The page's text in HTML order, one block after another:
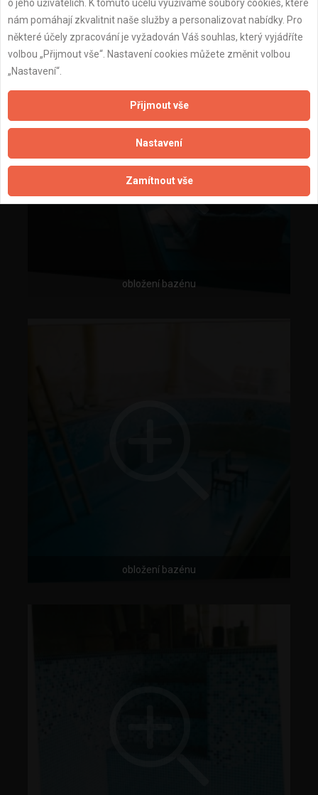
obložení bazénu
obložení bazénu
o jeho uživatelích. K tomuto účelu využíváme soubory cookies, které
nám pomáhají zkvalitnit naše služby a personalizovat nabídky. Pro
některé účely zpracování je vyžadován Váš souhlas, který vyjádříte
volbou „Přijmout vše“. Nastavení cookies můžete změnit volbou
„Nastavení“.
Přijmout vše
Nastavení
Zamítnout vše